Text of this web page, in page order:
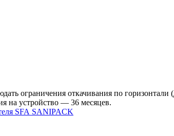
ограничения откачивания по
на устройство — 36 месяцев.
SFA SANIPACK